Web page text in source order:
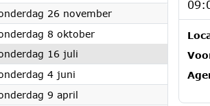
26 november2026
8 oktober2026
16 juli
4 juni
9 april